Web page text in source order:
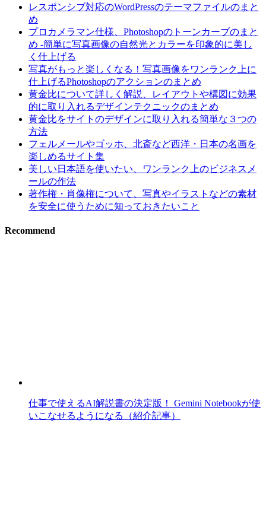
レスポンシブ対応のWordPressのテーマファイルのまと
め
プロカメラマン仕様、Photoshopのトーンカーブのまと
め -簡単に写真画像の自然光とカラーを印象的に美し
く仕上げる
写真がもっと楽しくなる！写真画像をワンランク上に
仕上げるPhotoshopのアクションのまとめ
黄金比について詳しく解説、レイアウトや構図に効果
的に取り入れるデザインテクニックのまとめ
黄金比をサイトのデザインに取り入れる簡単な３つの
方法
フェルメールやゴッホ、北斎など西洋・日本の名画を
楽しめるサイト集
美しい日本語を使いたい、ワンランク上のビジネスメ
ールの作法
著作権・肖像権について、写真やイラストなどの素材
を安全に使うために知っておきたいこと
Recommend
仕事で使えるAI解説書の決定版！ Gemini Notebookが使
いこなせるようになる（紹介記事）